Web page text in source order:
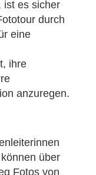
ist es sicher
durch
eine
ihre
anzuregen.
über
Fotos von